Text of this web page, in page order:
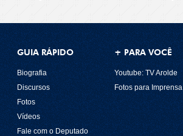
GUIA RÁPIDO
Biografia
Discursos
Fotos
Vídeos
Fale com o Deputado
+ PARA VOCÊ
Youtube: TV Arolde
Fotos para Imprensa